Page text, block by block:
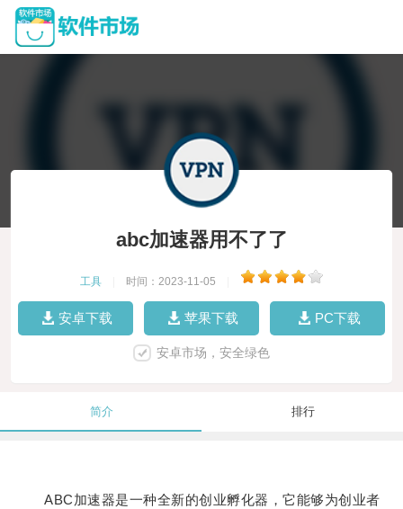
abc加速器用不了了
工具 时间：2023-11-05
安卓下载 苹果下载 PC下载
安卓市场，安全绿色
简介 排行
ABC加速器是一种全新的创业孵化器，它能够为创业者